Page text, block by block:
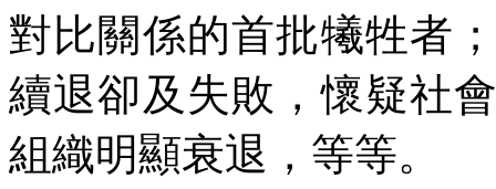
對比關係的首批犧牲者
續退卻及失敗，懷疑社
組織明顯衰退，等等。